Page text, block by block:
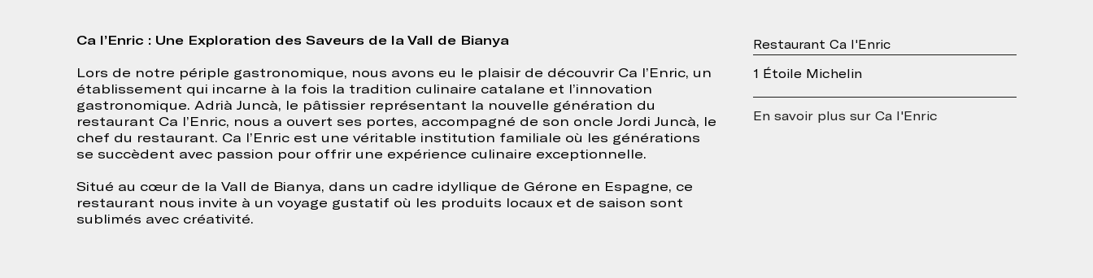
Ca l’Enric : Une Exploration des Saveurs de la Vall de Bianya
Lors de notre périple gastronomique, nous avons eu le plaisir de découvrir Ca l’Enric, un
établissement qui incarne à la fois la tradition culinaire catalane et l’innovation
gastronomique. Adrià Juncà, le pâtissier représentant la nouvelle génération du
restaurant Ca l’Enric, nous a ouvert ses portes, accompagné de son oncle Jordi Juncà, le
chef du restaurant. Ca l’Enric est une véritable institution familiale où les générations
se succèdent avec passion pour offrir une expérience culinaire exceptionnelle.
Situé au cœur de la Vall de Bianya, dans un cadre idyllique de Gérone en Espagne, ce
restaurant nous invite à un voyage gustatif où les produits locaux et de saison sont
sublimés avec créativité.
Restaurant Ca l'Enric
1 Étoile Michelin
En savoir plus sur Ca l'Enric